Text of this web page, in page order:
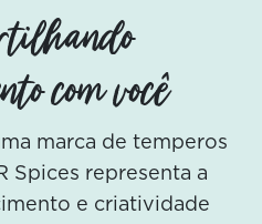
com você
marca de temperos
Spices representa a
e criatividade